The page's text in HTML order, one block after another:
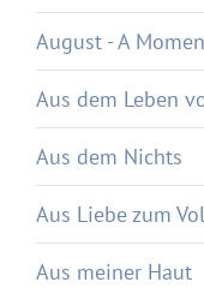
August - A
Aus dem Leben
Aus dem Nichts
Aus Liebe zum
Aus meiner Haut